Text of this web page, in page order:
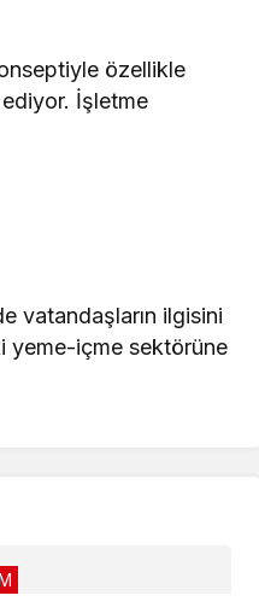
özellikle
İşletme
vatandaşların ilgisini
yeme-içme sektörüne